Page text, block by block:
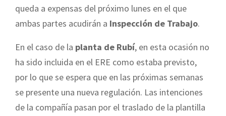
queda a expensas del próximo lunes en el que
ambas partes acudirán a Inspección de Trabajo.
En el caso de la planta de Rubí, en esta ocasión no
ha sido incluida en el ERE como estaba previsto,
por lo que se espera que en las próximas semanas
se presente una nueva regulación. Las intenciones
de la compañía pasan por el traslado de la plantilla